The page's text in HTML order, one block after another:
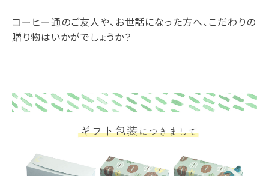
コーヒー通のご友人や、お世話になった方へ、こだわりの
贈り物はいかがでしょうか？